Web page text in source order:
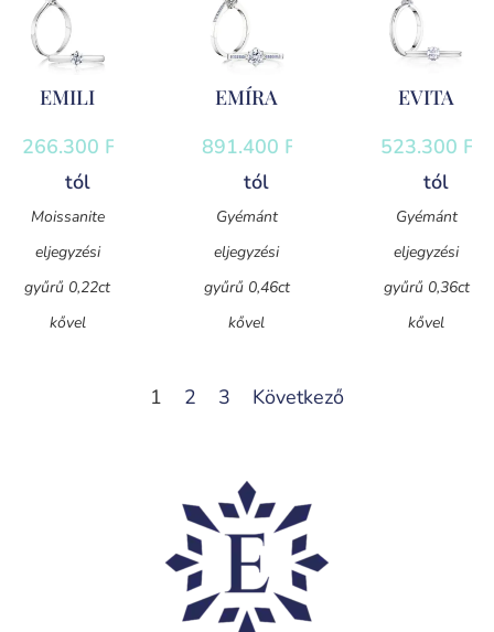
EMILI
266.300 Ft
tól
Moissanite
eljegyzési
gyűrű 0,22ct
kővel
EMÍRA
891.400 Ft
tól
Gyémánt
eljegyzési
gyűrű 0,46ct
kővel
EVITA
523.300 Ft
tól
Gyémánt
eljegyzési
gyűrű 0,36ct
kővel
1 2 3 Következő